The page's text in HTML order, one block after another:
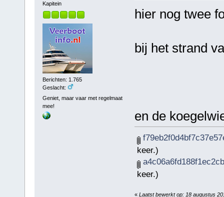
Kapitein
Berichten: 1.765
Geslacht:
Geniet, maar vaar met regelmaat
mee!
hier nog twee
bij het strand
en de
keer.)
keer.)
« Laatst bewerkt op: 18 augustus